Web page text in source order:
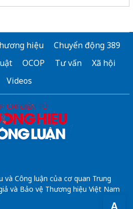
A
hiệu
Chuyển động 389
OCOP Tư vấn
Xã hội
Videos
Công luận của cơ quan Trung
và Bảo vệ Thương hiệu Việt Nam